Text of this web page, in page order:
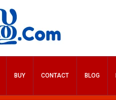
BUY CONTACT BLOG